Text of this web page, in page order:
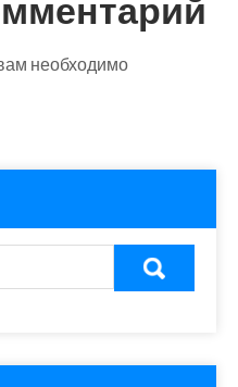
необходимо